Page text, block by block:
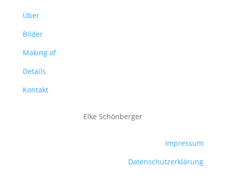
Über
Bilder
Making of
Details
Kontakt
Elke Schönberger
Impressum
Datenschutzerklärung